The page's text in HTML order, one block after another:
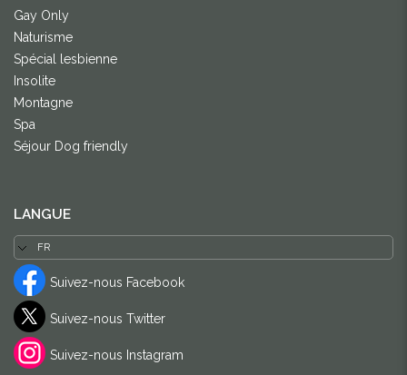
Gay Only
Naturisme
Spécial lesbienne
Insolite
Montagne
Spa
Séjour Dog friendly
LANGUE
Suivez-nous Facebook
Suivez-nous Twitter
Suivez-nous Instagram